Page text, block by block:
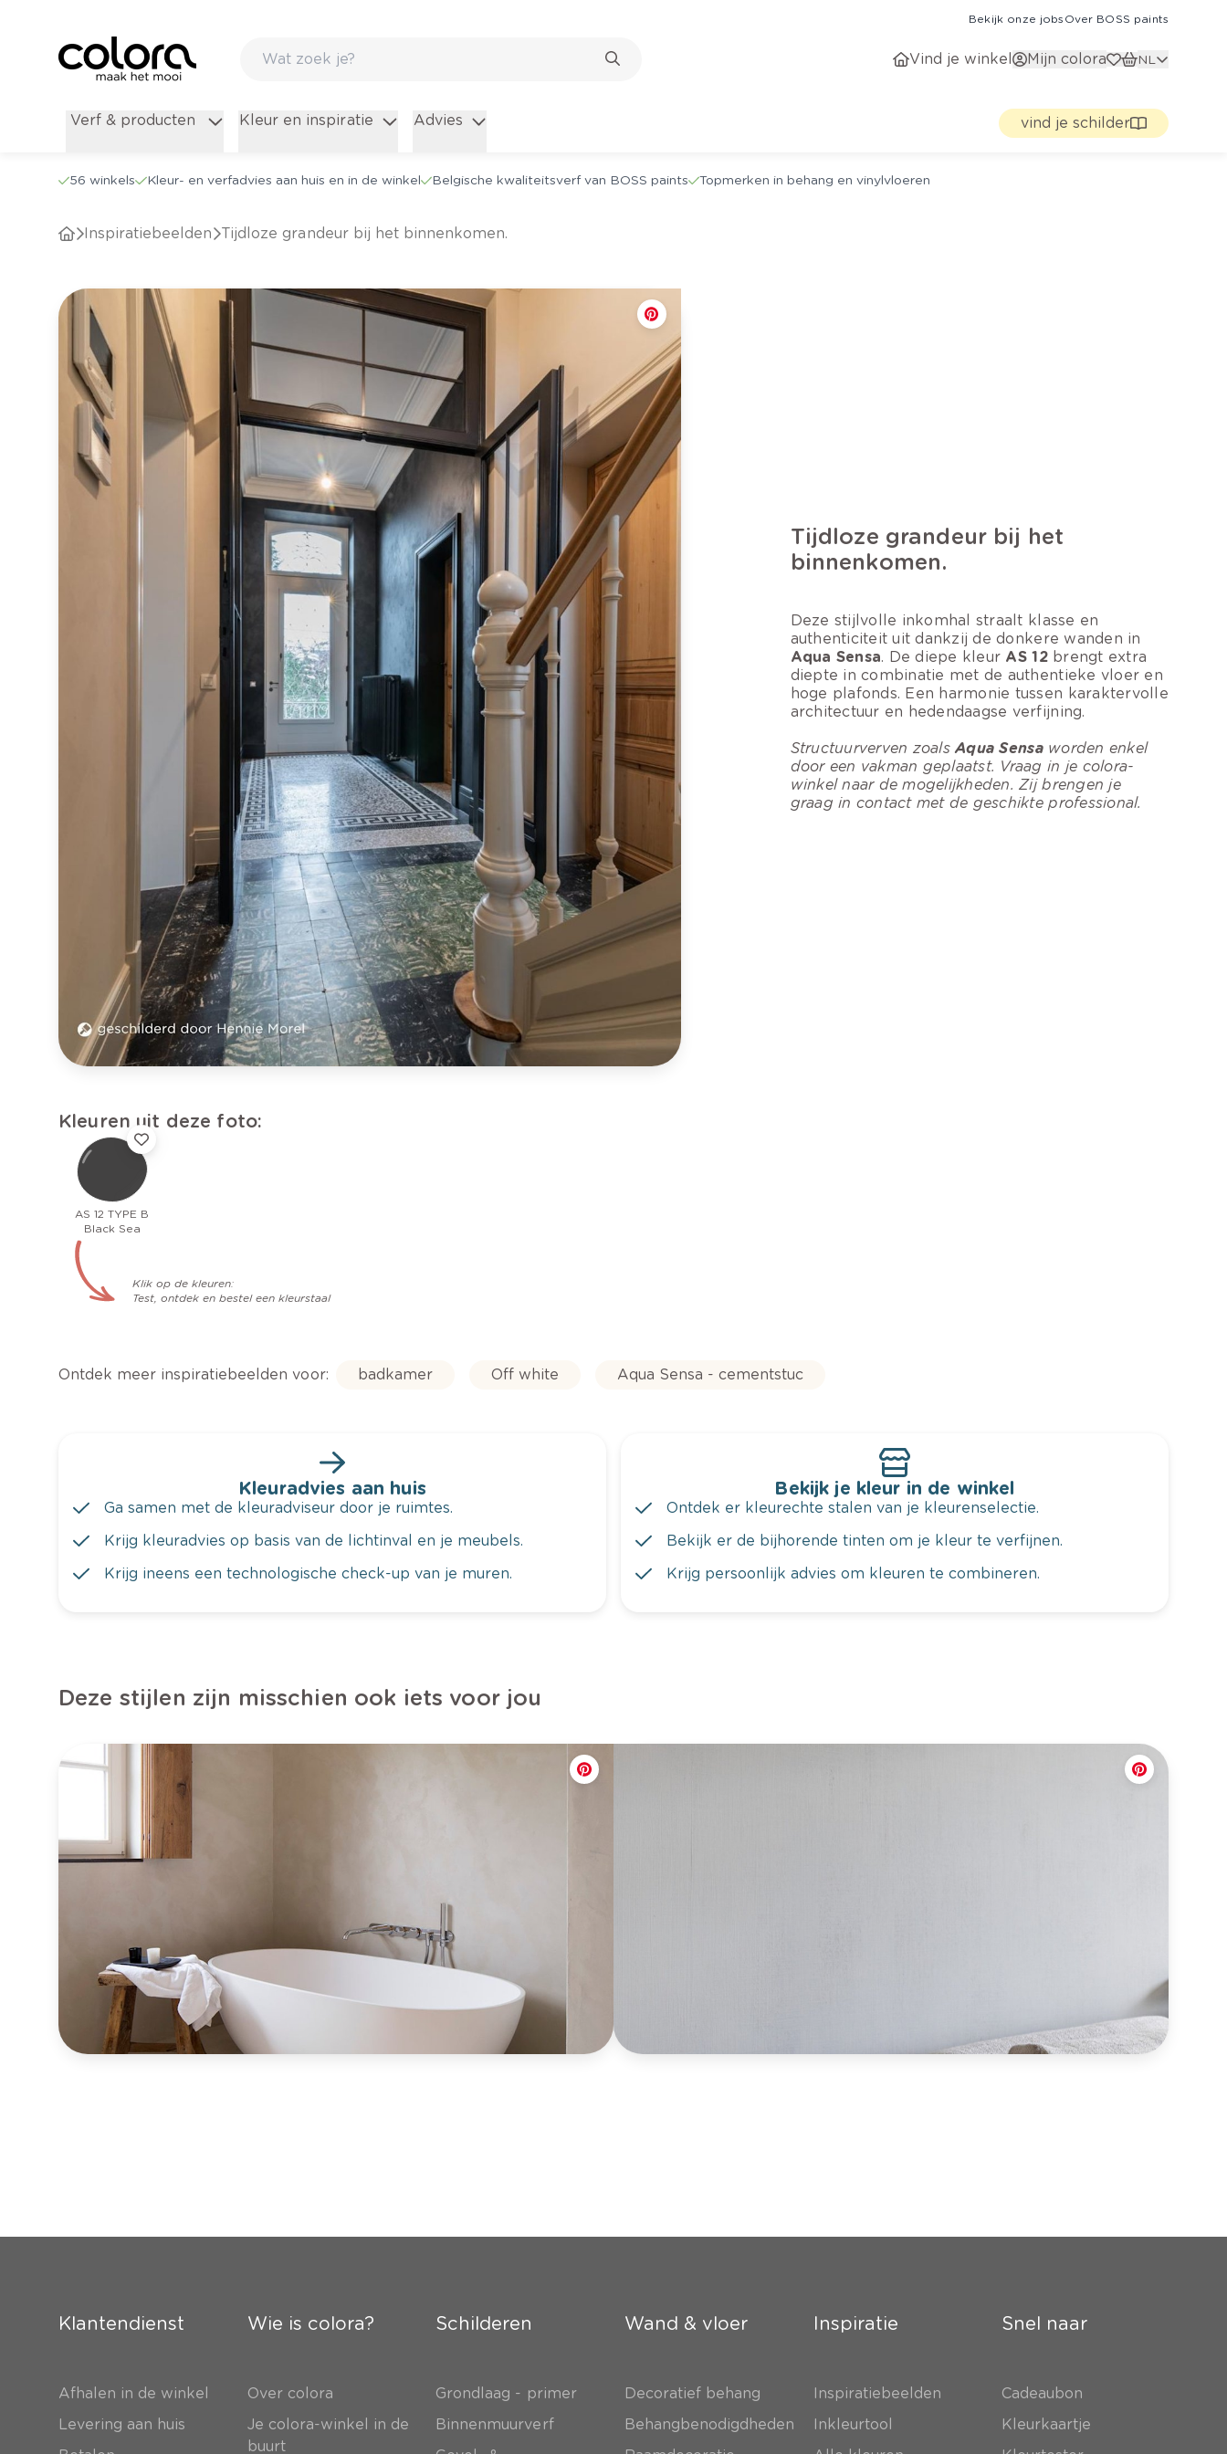
Bekijk onze jobs Over BOSS paints
Vind je winkel Mijn colora NL
Verf & producten Kleur en inspiratie Advies vind je schilder
56 winkels Kleur- en verfadvies aan huis en in de winkel Belgische kwaliteitsverf van BOSS paints Topmerken in behang en vinylvloeren
Inspiratiebeelden Tijdloze grandeur bij het binnenkomen.
Tijdloze grandeur bij het
binnenkomen.
Deze stijlvolle inkomhal straalt klasse en
authenticiteit uit dankzij de donkere wanden in
Aqua Sensa. De diepe kleur AS 12brengt extra
diepte in combinatie met de authentieke vloer en
hoge plafonds. Een harmonie tussen karaktervolle
architectuur en hedendaagse verfijning.
Structuurverven zoalsAqua Sensaworden enkel
door een vakman geplaatst. Vraag in je colora-
winkel naar de mogelijkheden. Zij brengen je
graag in contact met de geschikte professional.
Kleuren uit deze foto:
AS 12 TYPE B
Black Sea
Klik op de kleuren:
Test, ontdek en bestel een kleurstaal
Ontdek meer inspiratiebeelden voor: badkamer Off white Aqua Sensa - cementstuc
Kleuradvies aan huis
Ga samen met de kleuradviseur door je ruimtes.
Krijg kleuradvies op basis van de lichtinval en je meubels.
Krijg ineens een technologische check-up van je muren.
Bekijk je kleur in de winkel
Ontdek er kleurechte stalen van je kleurenselectie.
Bekijk er de bijhorende tinten om je kleur te verfijnen.
Krijg persoonlijk advies om kleuren te combineren.
Deze stijlen zijn misschien ook iets voor jou
Klantendienst
Afhalen in de winkel
Levering aan huis
Wie is colora?
Over colora
Je colora-winkel in de
buurt
Schilderen
Grondlaag - primer
Binnenmuurverf
Wand & vloer
Decoratief behang
Behangbenodigdheden
Inspiratie
Inspiratiebeelden
Inkleurtool
Snel naar
Cadeaubon
Kleurkaartje